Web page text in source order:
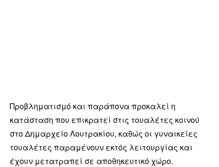
Προβληματισμό και παράπονα προκαλεί η
κατάσταση που επικρατεί στις τουαλέτες κοινού
στο Δημαρχείο Λουτρακίου, καθώς οι γυναικείες
τουαλέτες παραμένουν εκτός λειτουργίας και
έχουν μετατραπεί σε αποθηκευτικό χώρο.